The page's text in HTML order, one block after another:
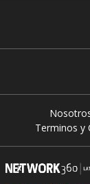
Terminos y